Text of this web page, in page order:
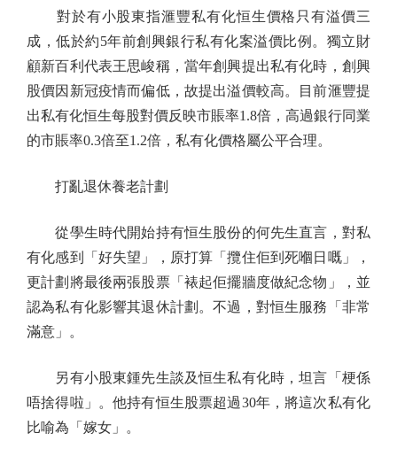
對於有小股東指滙豐私有化恒生價格只有溢價三
成，低於約5年前創興銀行私有化案溢價比例。獨立財
顧新百利代表王思峻稱，當年創興提出私有化時，創興
股價因新冠疫情而偏低，故提出溢價較高。目前滙豐提
出私有化恒生每股對價反映市賬率1.8倍，高過銀行同業
的市賬率0.3倍至1.2倍，私有化價格屬公平合理。
打亂退休養老計劃
從學生時代開始持有恒生股份的何先生直言，對私
有化感到「好失望」，原打算「攬住佢到死嗰日嘅」，
更計劃將最後兩張股票「裱起佢擺牆度做紀念物」，並
認為私有化影響其退休計劃。不過，對恒生服務「非常
滿意」。
另有小股東鍾先生談及恒生私有化時，坦言「梗係
唔捨得啦」。他持有恒生股票超過30年，將這次私有化
比喻為「嫁女」。